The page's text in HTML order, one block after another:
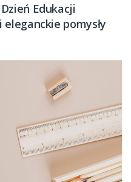
Edukacji
pomysły